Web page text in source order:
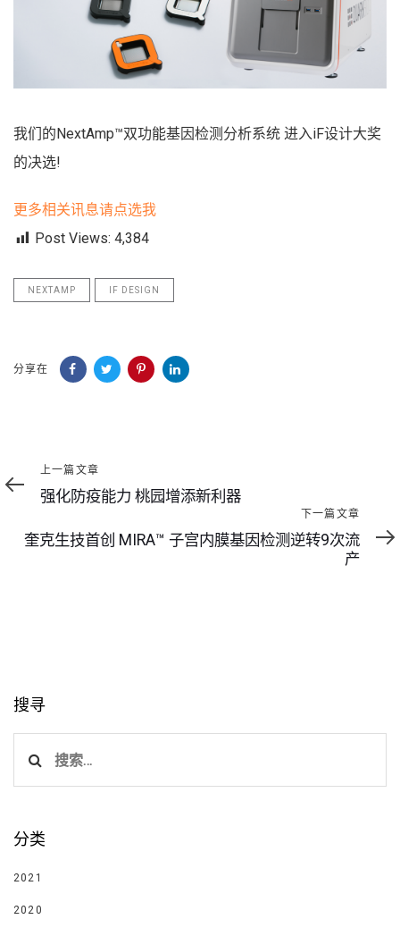
我们的NextAmp™双功能基因检测分析系统 进入iF设计大奖
的决选!
更多相关讯息请点选我
Post Views: 4,384
NEXTAMP IF DESIGN
分享在
上
一
篇
文
章
上一篇文章
强化防疫能力 桃园增添新利器
一
篇
下一篇文章
奎克生技首创 MIRA™ 子宫内膜基因检测逆转9次流
产
搜寻
分类
2021
2020